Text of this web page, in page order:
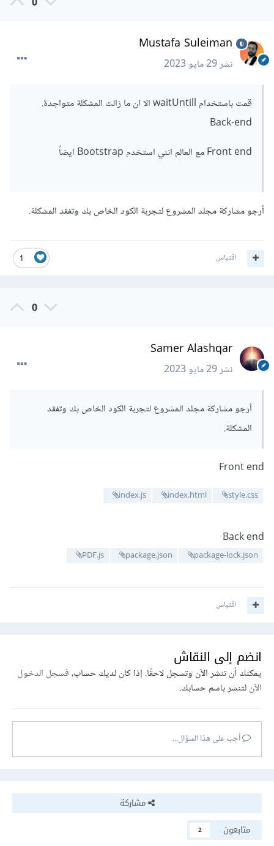
0
Mustafa Suleiman
نشر29 مايو 2023
قمت باستخدام waitUntill الا ان ما زالت المشكلة متواجدة.
Back-end
Front end مع العالم انني استخدم Bootstrap ايضاُ
أرجو مشاركة مجلد المشروع لتجربة الكود الخاص بك وتفقد المشكلة.
1 اقتباس
0
Samer Alashqar
نشر29 مايو 2023
أرجو مشاركة مجلد المشروع لتجربة الكود الخاص بك وتفقد
المشكلة.
Front end
style.css
index.html
index.js
Back end
package-lock.json
package.json
PDF.js
اقتباس
انضم إلى النقاش
يمكنك أن تنشر الآن وتسجل لاحقًا. إذا كان لديك حساب،فسجل الدخول
الآنلتنشر باسم حسابك.
أجب على هذا السؤال...
مشاركة
متابعون
2